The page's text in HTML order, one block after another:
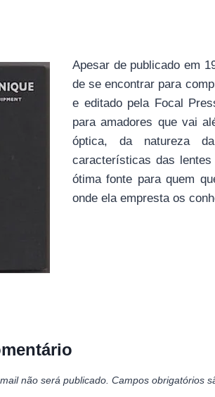
Apesar de publicado em
de se encontrar para
e editado pela Focal
para amadores que vai
óptica, da natureza
características das
ótima fonte para quem
onde ela empresta os
não será publicado. Campos obrigatórios